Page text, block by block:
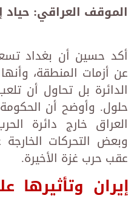
الموقف العراقي:
أكد حسين أن بغداد
عن أزمات المنطقة،
الدائرة بل تحاول أن
حلول. وأوضح أن
العراق خارج دائرة
وبعض التحركات
عقب حرب غزة الأخيرة.
إيران وتأثيرها